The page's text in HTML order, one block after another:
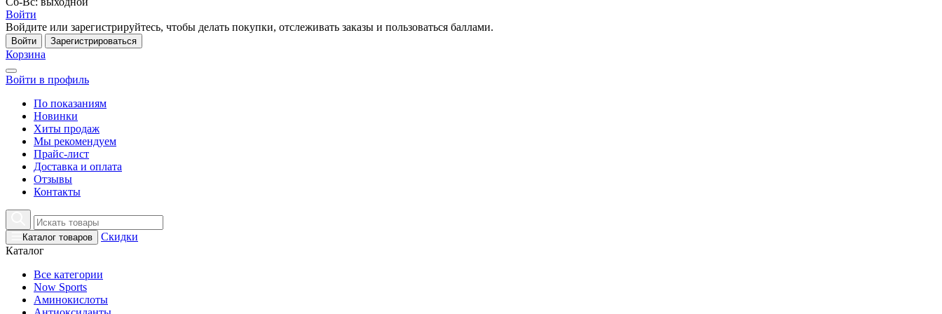
Войти
Войдите или зарегистрируйтесь, чтобы делать покупки, отслеживать заказы и пользоваться баллами.
Войти Зарегистрироваться
Корзина
Войти в профиль
По показаниям
Новинки
Хиты продаж
Мы рекомендуем
Прайс-лист
Доставка и оплата
Отзывы
Контакты
Каталог товаров
Скидки
Каталог
Все категории
Now Sports
Аминокислоты